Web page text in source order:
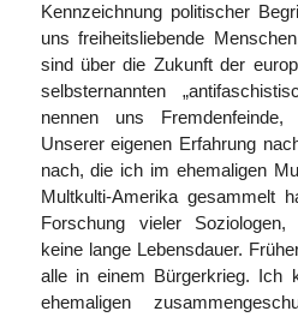
Kennzeichnung politischer
uns freiheitsliebende
sind über die Zukunft der
selbsternannten
nennen uns
Unserer eigenen Erfahrung
nach, die ich im ehemaligen
Multkulti-Amerika gesammelt
Forschung vieler Soziologen,
keine lange Lebensdauer.
alle in einem Bürgerkrieg. Ich
ehemaligen